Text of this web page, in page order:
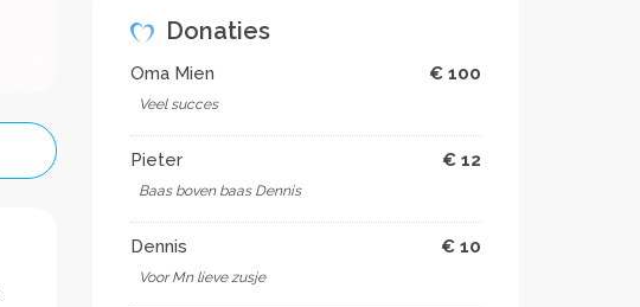
Donaties
Oma Mien € 100
Veel succes
Pieter € 12
Baas boven baas Dennis
Dennis € 10
Voor Mn lieve zusje